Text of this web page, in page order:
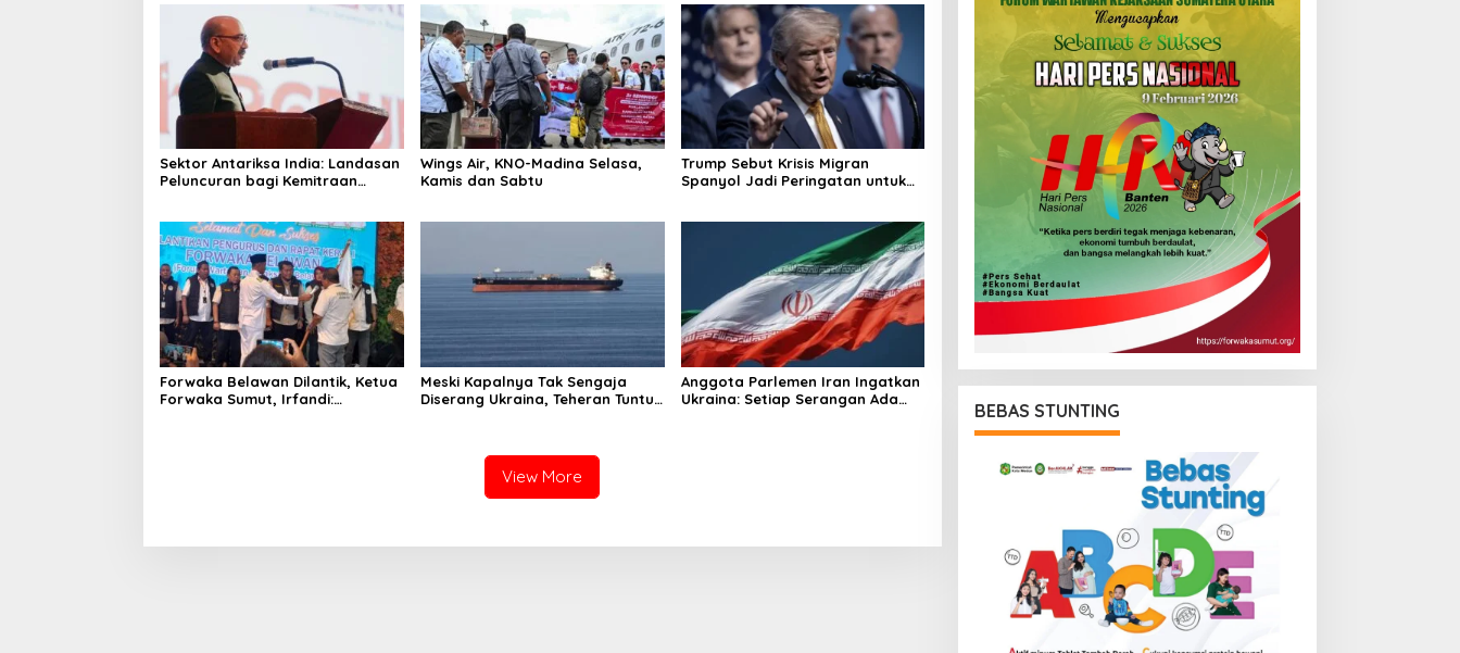
Sektor Antariksa India: Landasan
Peluncuran bagi Kemitraan
Wings Air, KNO-Madina Selasa,
Kamis dan Sabtu
Trump Sebut Krisis Migran
Spanyol Jadi Peringatan untuk
Forwaka Belawan Dilantik, Ketua
Forwaka Sumut, Irfandi:
Meski Kapalnya Tak Sengaja
Diserang Ukraina, Teheran Tuntut
Anggota Parlemen Iran Ingatkan
Ukraina: Setiap Serangan Ada
View More
BEBAS STUNTING